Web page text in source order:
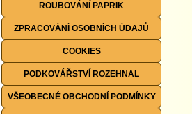
ROUBOVÁNÍ PAPRIK
ZPRACOVÁNÍ OSOBNÍCH ÚDAJŮ
COOKIES
PODKOVÁŘSTVÍ ROZEHNAL
VŠEOBECNÉ OBCHODNÍ PODMÍNKY